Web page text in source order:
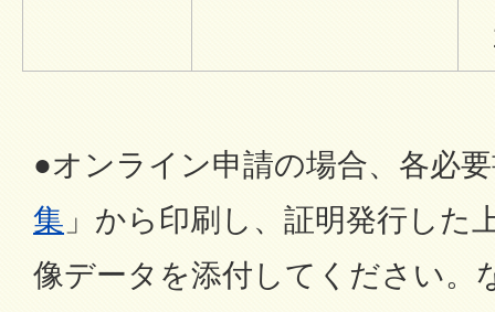
●オンライン申請の場合、各必
集 」から印刷し、証明発行した
像データを添付してください。